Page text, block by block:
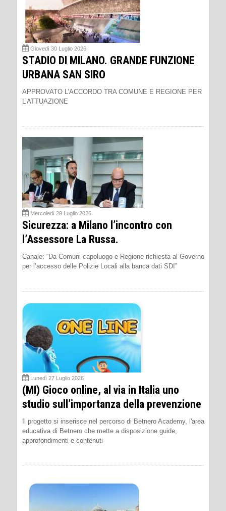
Giovedì 30 Luglio 2026
STADIO DI MILANO. GRANDE FUNZIONE
URBANA SAN SIRO
APPROVATO L’ACCORDO TRA COMUNE E REGIONE PER
L’ATTUAZIONE
Mercoledì 29 Luglio 2026
Sicurezza: a Milano l’incontro con
l’Assessore La Russa.
Canale: “Da Comuni capoluogo e Regione richiesta al Governo
per l’accesso delle Polizie Locali alla banca dati SDI”
Lunedì 27 Luglio 2026
(MI) Gioco online, al via in Italia uno
studio sull’importanza della prevenzione
Il progetto si inserisce nel percorso di Betnero Academy, l'area
educativa di Betnero che mette a disposizione guide,
approfondimenti e contenuti